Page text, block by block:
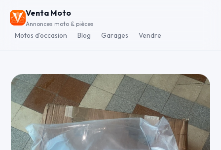
Venta Moto
Annonces moto & pièces
Motos d'occasion Blog Garages Vendre